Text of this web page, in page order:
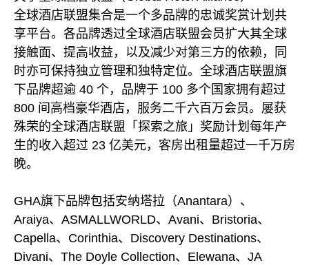
全球酒店联盟集合是一个多品牌的忠诚奖赏计划共
享平台。各品牌透过全球酒店联盟会员扩大其全球
接触面、提高收益，以及减少对第三方的依赖，同
时亦可保持独立管理和独特定位。全球酒店联盟旗
下品牌超逾 40 个，品牌于 100 多个国家拥有超过
800 间高档豪华酒店，服务二千六百万会员。屡获
殊荣的全球酒店联盟「探索之旅」奖励计划每年产
生的收入超过 23 亿美元，客房出租量超过一千万房
晚。
GHA旗下品牌包括安纳塔拉（Anantara）、
Araiya、ASMALLWORLD、Avani、Bristoria、
Capella、Corinthia、Discovery Destinations、
Divani、The Doyle Collection、Elewana、JA